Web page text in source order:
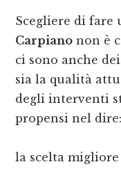
Scegliere di fare
Carpiano non è
ci sono anche
sia la qualità
degli interventi
propensi nel dire:
la scelta